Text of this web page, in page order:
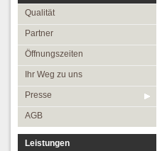
Partner
Ihr Weg zu uns
Presse
Qualität
Partner
Öffnungszeiten
Ihr Weg zu uns
Presse
AGB
Leistungen